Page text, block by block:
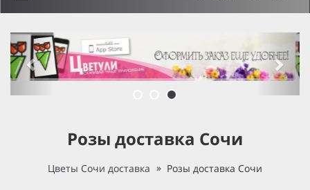
previous next
Розы доставка Сочи
Цветы Сочи доставка Розы доставка Сочи